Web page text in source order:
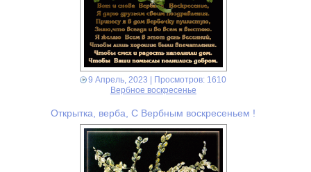
9 Апрель, 2023 | Просмотров: 1610
Вербное воскресенье
Открытка, верба, С Вербным воскресеньем !